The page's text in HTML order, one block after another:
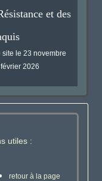
et des
le 23 novembre
2026
utiles :
retour à la page